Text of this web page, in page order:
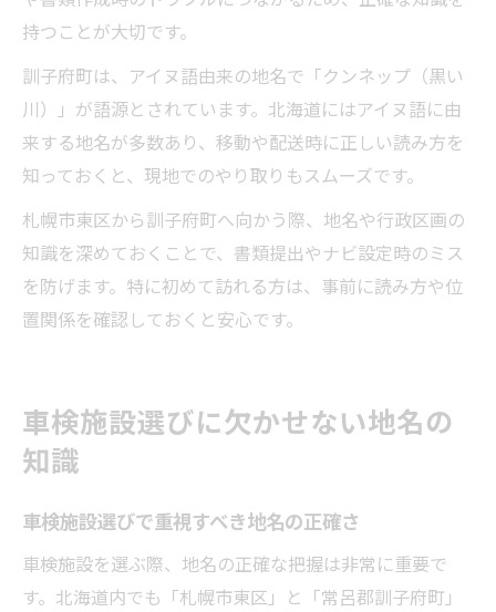
持つことが大切です。
訓子府町は、アイヌ語由来の地名で「クンネップ（黒い
川）」が語源とされています。北海道にはアイヌ語に由
来する地名が多数あり、移動や配送時に正しい読み方を
知っておくと、現地でのやり取りもスムーズです。
札幌市東区から訓子府町へ向かう際、地名や行政区画の
知識を深めておくことで、書類提出やナビ設定時のミス
を防げます。特に初めて訪れる方は、事前に読み方や位
置関係を確認しておくと安心です。
車検施設選びに欠かせない地名の
知識
車検施設選びで重視すべき地名の正確さ
車検施設を選ぶ際、地名の正確な把握は非常に重要で
す。北海道内でも「札幌市東区」と「常呂郡訓子府町」